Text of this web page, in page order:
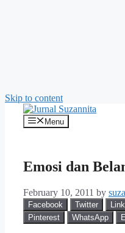
Skip to content
Menu
Emosi dan
February 10, 2011 by
Facebook Twitter
Pinterest
WhatsApp